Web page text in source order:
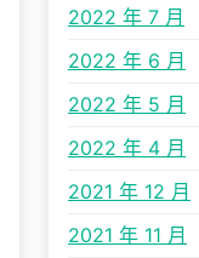
2022 年 7 月
2022 年 6 月
2022 年 5 月
2022 年 4 月
2021 年 12 月
2021 年 11 月